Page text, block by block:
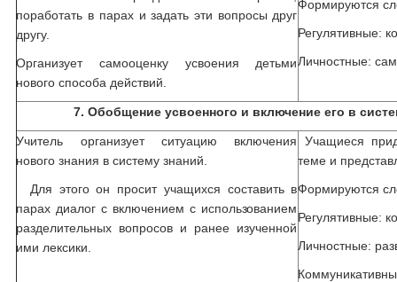
поработать в парах и задать эти вопросы друг
другу.
Организует самооценку усвоения детьми
нового способа действий.
Формируются
Регулятивные:
Личностные:
7. Обобщение усвоенного и включение его в
Учитель организует ситуацию включения
нового знания в систему знаний.
Для этого он просит учащихся составить в
парах диалог с включением с использованием
разделительных вопросов и ранее изученной
ими лексики.
Учащиеся
теме и
Формируются
Регулятивные:
Личностные: